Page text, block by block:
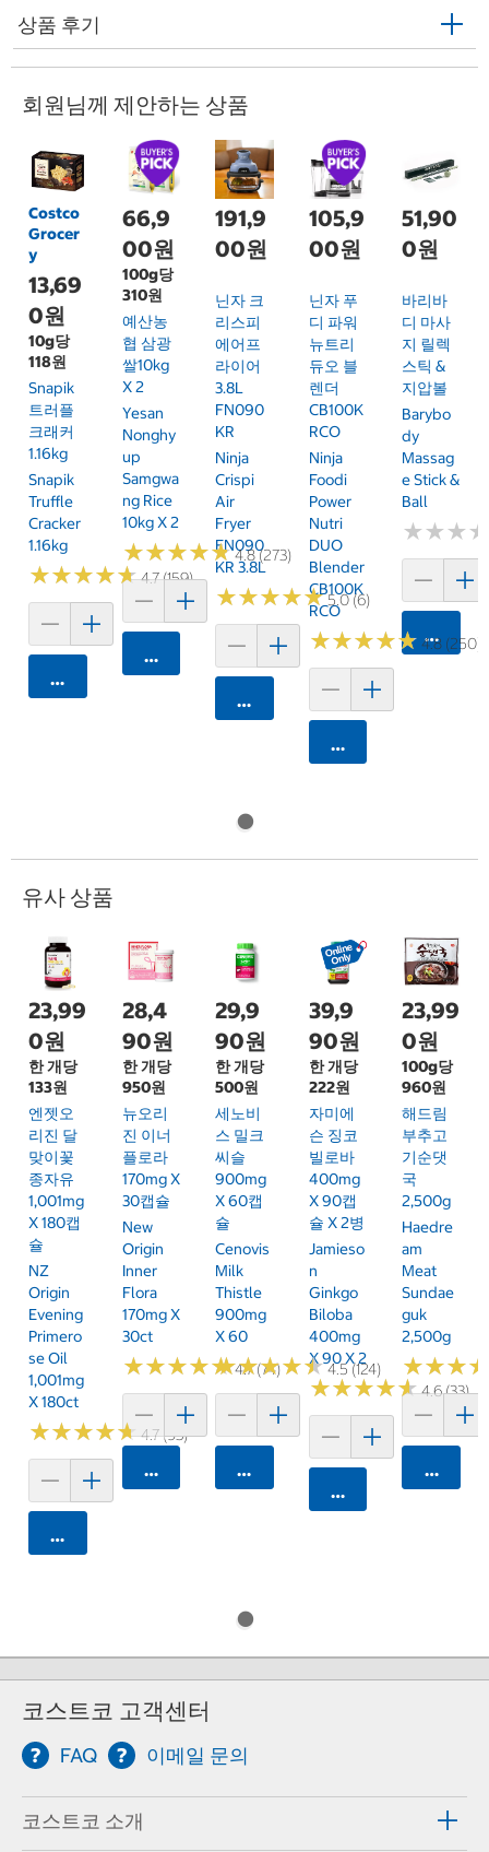
상품 후기
회원님께 제안하는 상품
Costco
Grocer
y
13,69
0원
10g당
118원
Snapik
트러플
크래커
1.16kg
Snapik
Truffle
Cracker
1.16kg
★★★★★
★★★★★4.7 (159)
카트에 담기
66,9
00원
100g당
310원
예산농
협 삼광
쌀10kg
X 2
Yesan
Nonghy
Up
Samgwa
Ng Rice
10kg X 2
★★★★★
★★★★★4.8 (273)
카트에 담기
191,9
00원
닌자 크
리스피
에어프
라이어
3.8L
FN090
KR
Ninja
Crispi
Air
Fryer
FN090
KR 3.8L
★★★★★
★★★★★5.0 (6)
카트에 담기
105,9
00원
닌자 푸
디 파워
뉴트리
듀오 블
렌더
CB100K
RCO
Ninja
Foodi
Power
Nutri
DUO
Blender
CB100K
RCO
★★★★★
★★★★★ 4.8 (250)
카트에 담기
51,90
0원
바리바
디 마사
지 릴렉
스틱 &
지압볼
Barybo
Dy
Massag
E Stick &
Ball
★★★
★★★
카트에
유사 상품
23,99
0원
한 개당
133원
엔젯오
리진 달
맞이꽃
종자유
1,001mg
X 180캡
슐
NZ
Origin
Evening
Primero
Se Oil
1,001mg
X 180ct
★★★★★
★★★★★4.7 (93)
카트에 담기
28,4
90원
한 개당
950원
뉴오리
진 이너
플로라
170mg X
30캡슐
New
Origin
Inner
Flora
170mg X
30ct
★★★★★
★★★★★4.7 (74)
카트에 담기
29,9
90원
한 개당
500원
세노비
스 밀크
씨슬
900mg
X 60캡
슐
Cenovis
Milk
Thistle
900mg
X 60
★★★★★
★★★★★4.5 (124)
카트에 담기
39,9
90원
한 개당
222원
자미에
슨 징코
빌로바
400mg
X 90캡
슐 X 2병
Jamieso
N
Ginkgo
Biloba
400mg
X 90 X 2
★★★★★
★★★★★4.6 (33)
카트에 담기
23,99
0원
100g당
960원
해드림
부추고
기순댓
국
2,500g
Haedre
Am
Meat
Sundae
Guk
2,500g
★★★
★★★
카트에
코스트코 고객센터
FAQ 이메일 문의
코스트코 소개